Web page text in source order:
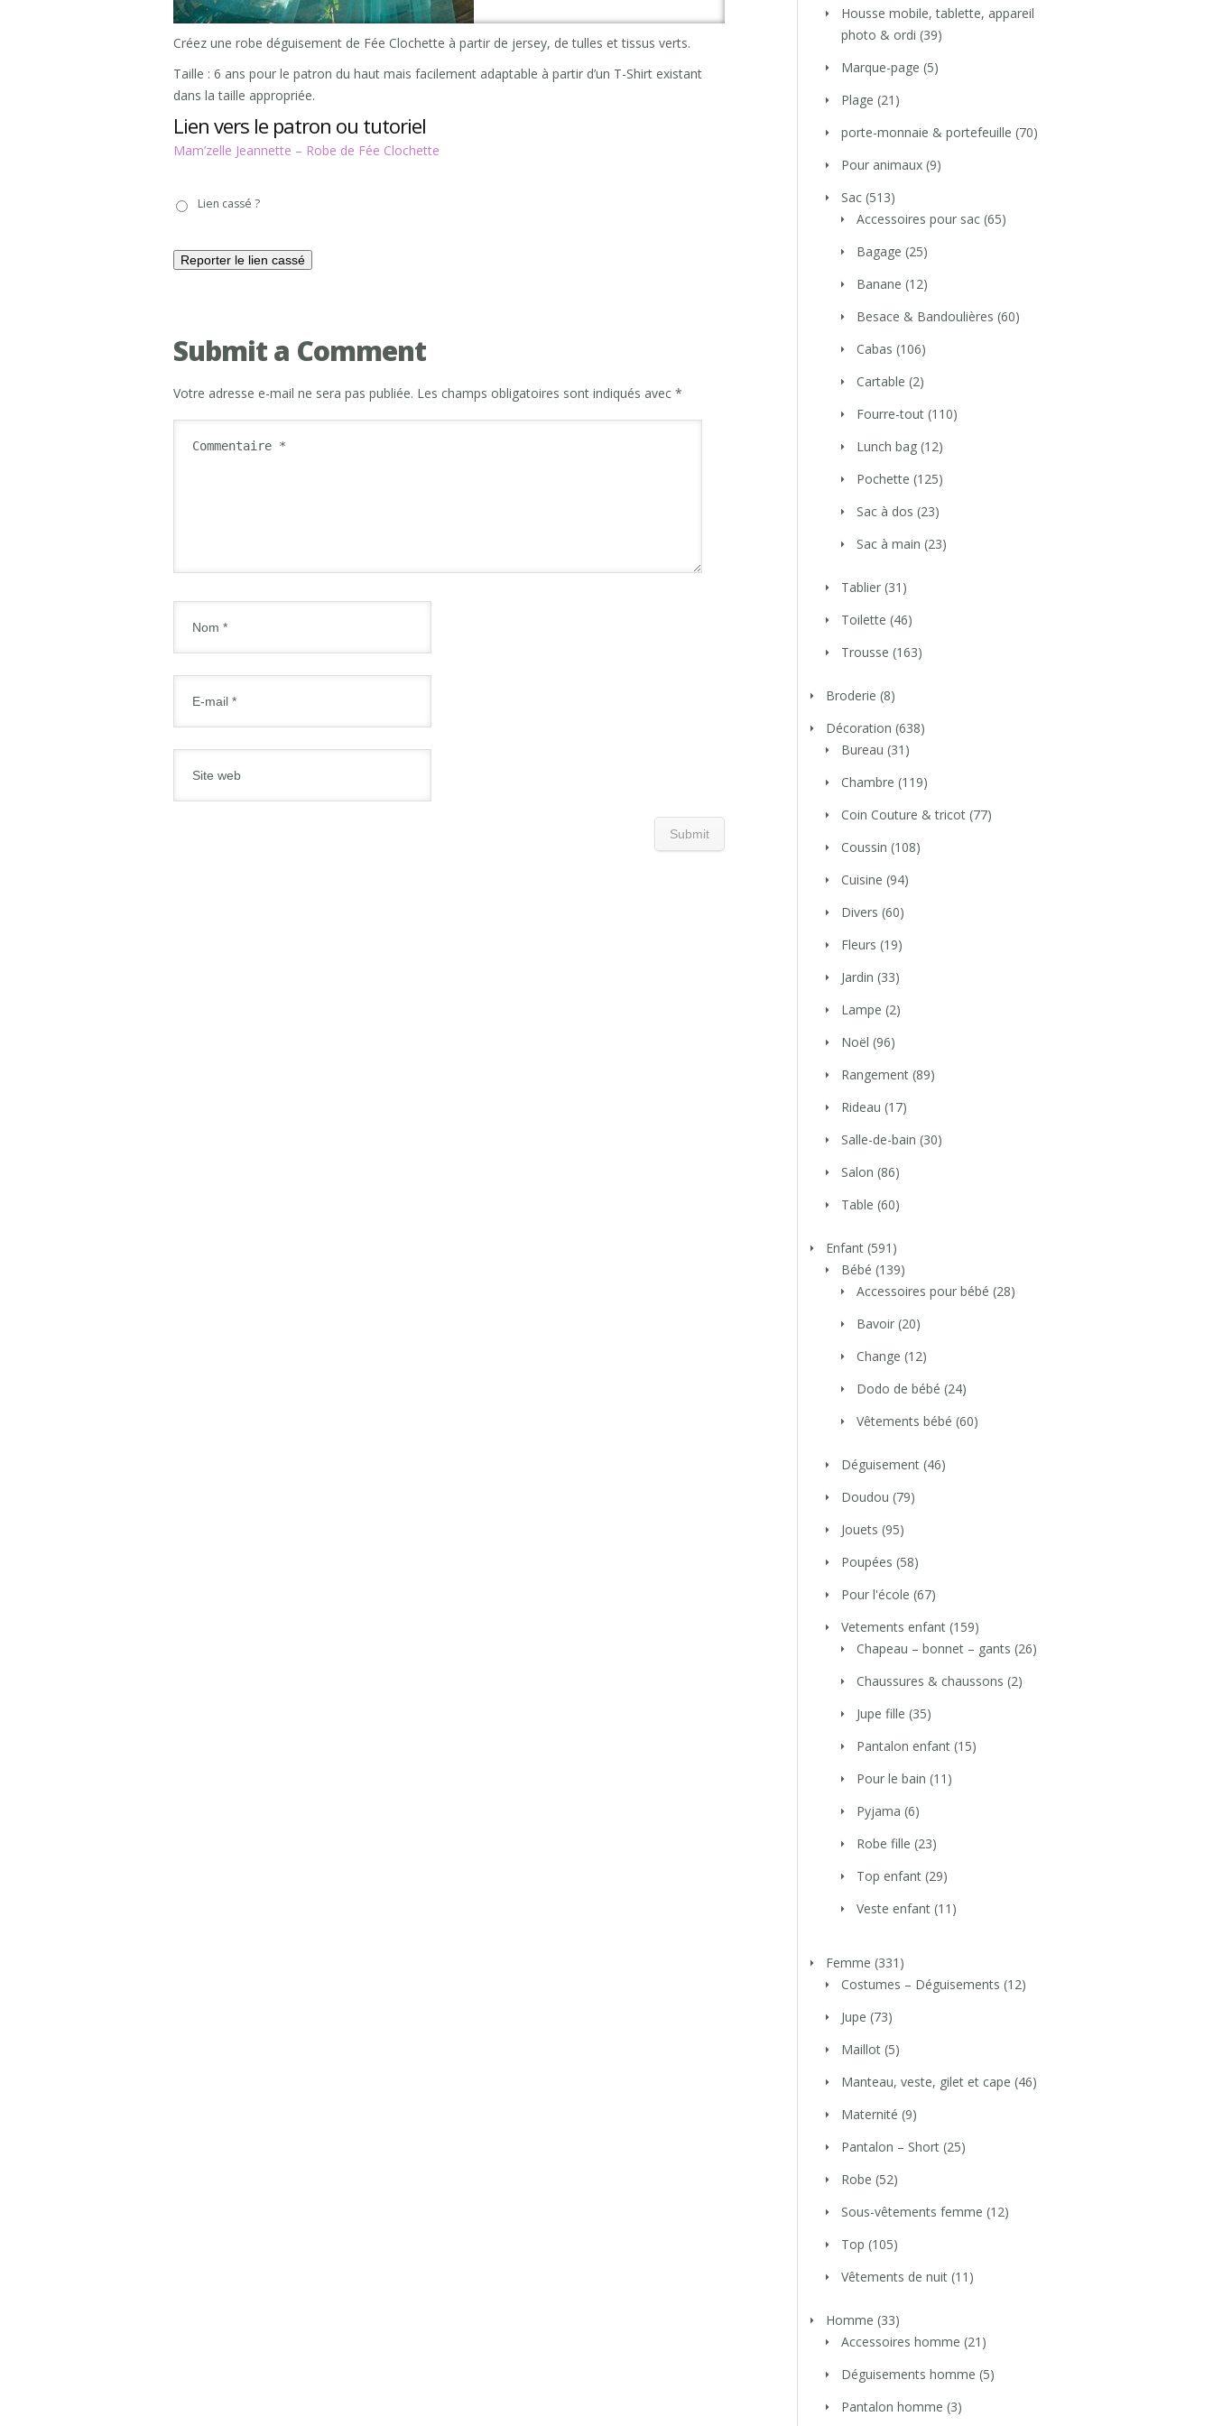
Créez une robe déguisement de Fée Clochette à partir de jersey, de tulles et tissus verts.
Taille : 6 ans pour le patron du haut mais facilement adaptable à partir d’un T-Shirt existant
dans la taille appropriée.
Lien vers le patron ou tutoriel
Mam’zelle Jeannette – Robe de Fée Clochette
casséLien cassé ?
Submit a Comment
Votre adresse e-mail ne sera pas publiée. Les champs obligatoires sont indiqués avec *
Housse mobile, tablette, appareil
photo & ordi (39)
Marque-page (5)
Plage (21)
porte-monnaie & portefeuille (70)
Pour animaux (9)
Sac (513)
Accessoires pour sac (65)
Bagage (25)
Banane (12)
Besace & Bandoulières (60)
Cabas (106)
Cartable (2)
Fourre-tout (110)
Lunch bag (12)
Pochette (125)
Sac à dos (23)
Sac à main (23)
Tablier (31)
Toilette (46)
Trousse (163)
Broderie (8)
Décoration (638)
Bureau (31)
Chambre (119)
Coin Couture & tricot (77)
Coussin (108)
Cuisine (94)
Divers (60)
Fleurs (19)
Jardin (33)
Lampe (2)
Noël (96)
Rangement (89)
Rideau (17)
Salle-de-bain (30)
Salon (86)
Table (60)
Enfant (591)
Bébé (139)
Accessoires pour bébé (28)
Bavoir (20)
Change (12)
Dodo de bébé (24)
Vêtements bébé (60)
Déguisement (46)
Doudou (79)
Jouets (95)
Poupées (58)
Pour l'école (67)
Vetements enfant (159)
Chapeau – bonnet – gants (26)
Chaussures & chaussons (2)
Jupe fille (35)
Pantalon enfant (15)
Pour le bain (11)
Pyjama (6)
Robe fille (23)
Top enfant (29)
Veste enfant (11)
Femme (331)
Costumes – Déguisements (12)
Jupe (73)
Maillot (5)
Manteau, veste, gilet et cape (46)
Maternité (9)
Pantalon – Short (25)
Robe (52)
Sous-vêtements femme (12)
Top (105)
Vêtements de nuit (11)
Homme (33)
Accessoires homme (21)
Déguisements homme (5)
Pantalon homme (3)